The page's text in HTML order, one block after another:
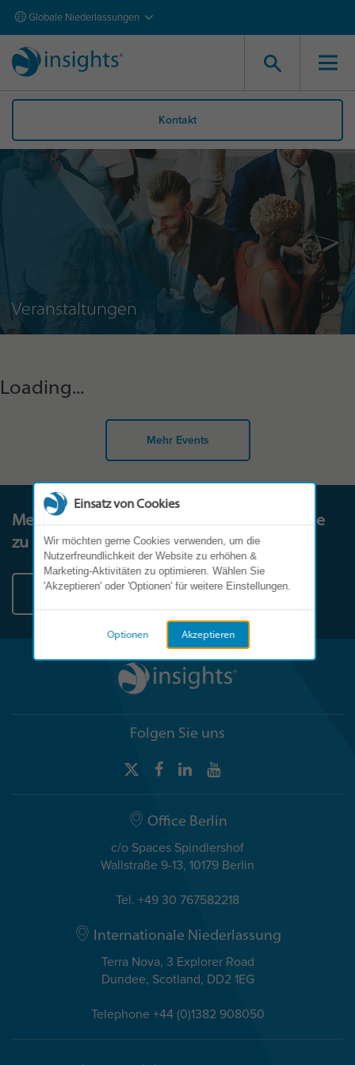
Globale Niederlassungen
Kontakt
Veranstaltungen
Loading...
Mehr Events
Melden Sie sich noch heute, um diese Reise
zu beginnen.
Kontakt
Folgen Sie uns
Office Berlin
c/o Spaces Spindlershof
Wallstraße 9-13, 10179 Berlin
Tel. +49 30 767582218
Internationale Niederlassung
Terra Nova, 3 Explorer Road
Dundee, Scotland, DD2 1EG
Telephone +44 (0)1382 908050
Einsatz von Cookies
Wir möchten gerne Cookies verwenden, um die
Nutzerfreundlichkeit der Website zu erhöhen &
Marketing-Aktivitäten zu optimieren. Wählen Sie
'Akzeptieren' oder 'Optionen' für weitere Einstellungen.
Akzeptieren
Optionen